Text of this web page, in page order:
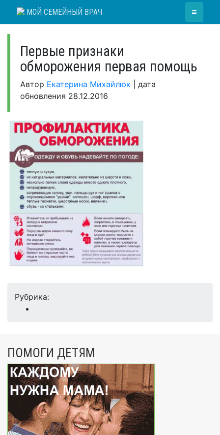
МОЙ СЕМЕЙНЫЙ ВРАЧ ≡
Первые признаки
обморожения первая помощь
Автор Екатерина Михайлюк
дата
обновления 28.12.2016
Рубрика:
ПОМОГИ ДЕТЯМ